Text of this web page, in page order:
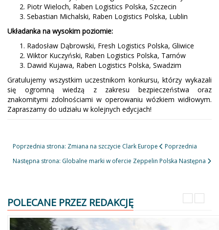
Piotr Wieloch, Raben Logistics Polska, Szczecin
Sebastian Michalski, Raben Logistics Polska, Lublin
Układanka na wysokim poziomie:
Radosław Dąbrowski, Fresh Logistics Polska, Gliwice
Wiktor Kuczyński, Raben Logistics Polska, Tarnów
Dawid Kujawa, Raben Logistics Polska, Swadzim
Gratulujemy wszystkim uczestnikom konkursu, którzy wykazali
się ogromną wiedzą z zakresu bezpieczeństwa oraz
znakomitymi zdolnościami w operowaniu wózkiem widłowym.
Zapraszamy do udziału w kolejnych edycjach!
Poprzednia strona: Zmiana na szczycie Clark Europe
Poprzednia
Następna strona: Globalne marki w ofercie Zeppelin Polska Następna
POLECANE PRZEZ REDAKCJĘ